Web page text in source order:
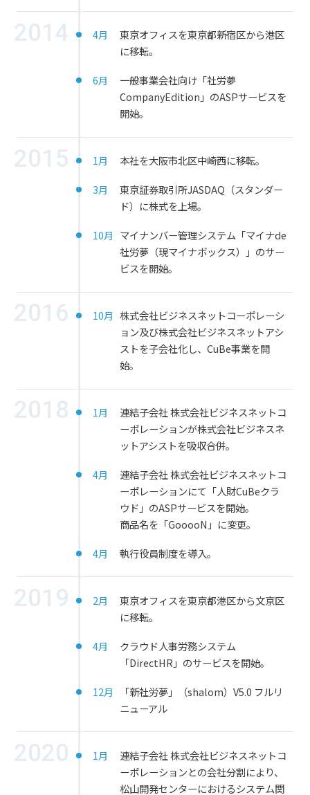
2014 4月
東京オフィスを東京都新宿区から港区
に移転。
6月
一般事業会社向け「社労夢
CompanyEdition」のASPサービスを
開始。
2015 1月
本社を大阪市北区中崎西に移転。
3月
東京証券取引所JASDAQ（スタンダー
ド）に株式を上場。
10月 マイナンバー管理システム「マイナde
社労夢（現マイナボックス）」のサー
ビスを開始。
2016 10月 株式会社ビジネスネットコーポレーシ
ョン及び株式会社ビジネスネットアシ
ストを子会社化し、CuBe事業を開
始。
2018 1月
連結子会社 株式会社ビジネスネットコ
ーポレーションが株式会社ビジネスネ
ットアシストを吸収合併。
4月
連結子会社 株式会社ビジネスネットコ
ーポレーションにて「人財CuBeクラ
ウド」のASPサービスを開始。
商品名を「GooooN」に変更。
4月
執行役員制度を導入。
2019 2月
東京オフィスを東京都港区から文京区
に移転。
4月
クラウド人事労務システム
「DirectHR」のサービスを開始。
12月
「新社労夢」（shalom）V5.0 フルリ
ニューアル
2020 1月
連結子会社 株式会社ビジネスネットコ
ーポレーションとの会社分割により、
松山開発センターにおけるシステム関